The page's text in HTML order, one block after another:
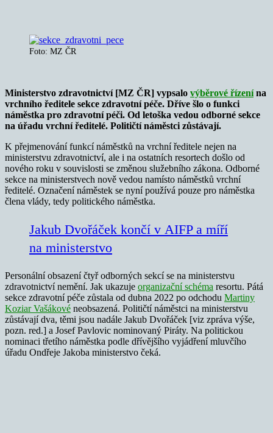
Foto: MZ ČR
Ministerstvo zdravotnictví [MZ ČR] vypsalo výběrové řízenína
vrchního ředitele sekce zdravotní péče. Dříve šlo o funkci
náměstka pro zdravotní péči. Od letoška vedou odborné sekce
na úřadu vrchní ředitelé. Političtí náměstci zůstávají.
K přejmenování funkcí náměstků na vrchní ředitele nejen na
ministerstvu zdravotnictví, ale i na ostatních resortech došlo od
nového roku v souvislosti se změnou služebního zákona. Odborné
sekce na ministerstvech nově vedou namísto náměstků vrchní
ředitelé. Označení náměstek se nyní používá pouze pro náměstka
člena vlády, tedy politického náměstka.
Jakub Dvořáček končí v AIFP a míří
na ministerstvo
Personální obsazení čtyř odborných sekcí se na ministerstvu
zdravotnictví nemění. Jak ukazuje organizační schéma resortu. Pátá
sekce zdravotní péče zůstala od dubna 2022 po odchodu Martiny
Koziar Vašákové neobsazená. Političtí náměstci na ministerstvu
zůstávají dva, těmi jsou nadále Jakub Dvořáček [viz zpráva výše,
pozn. red.] a Josef Pavlovic nominovaný Piráty. Na politickou
nominaci třetího náměstka podle dřívějšího vyjádření mluvčího
úřadu Ondřeje Jakoba ministerstvo čeká.